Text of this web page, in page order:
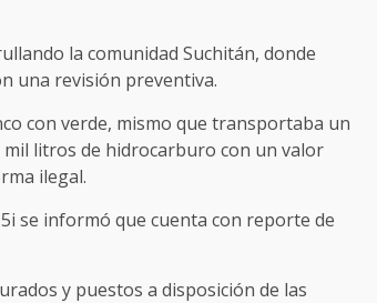
la comunidad Suchitán, donde
una revisión preventiva.
con verde, mismo que transportaba un
litros de hidrocarburo con un valor
ilegal.
se informó que cuenta con reporte de
y puestos a disposición de las